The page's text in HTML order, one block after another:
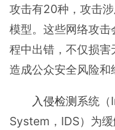
攻击有20种，攻击
模型。这些网络攻
程中出错，不仅损
造成公众安全风险和
入侵检测系统
System，IDS）为